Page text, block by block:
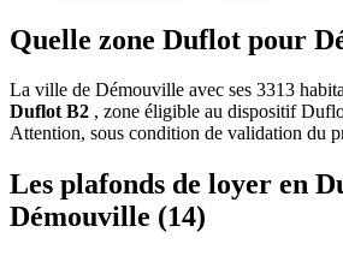
Quelle zone Duflot pour
La ville de Démouville avec ses 3313
Duflot B2 , zone éligible au dispositif
Attention, sous condition de validation du
Les plafonds de loyer en
Démouville (14)